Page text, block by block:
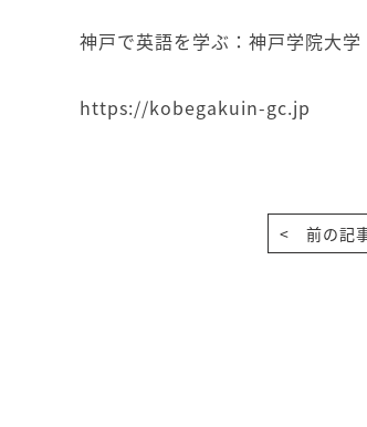
神戸で英語を学ぶ：神戸学院大
https://kobegakuin-gc.jp
< 前の記